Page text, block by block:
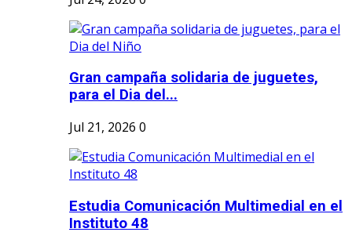
Gran campaña solidaria de juguetes,
para el Dia del...
Jul 21, 2026 0
Estudia Comunicación Multimedial en el
Instituto 48